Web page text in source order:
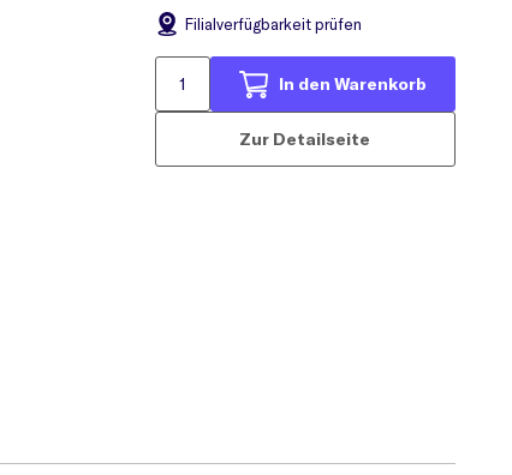
Filialverfügbarkeit prüfen
In den Warenkorb
Zur Detailseite